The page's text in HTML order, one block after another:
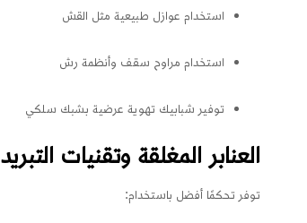
استخدام عوازل طبيعية مثل القش
استخدام مراوح سقف وأنظمة رش
توفير شبابيك تهوية عرضية بشبك سلكي
العنابر المغلقة وتقنيات التبريد
توفر تحكمًا أفضل باستخدام: